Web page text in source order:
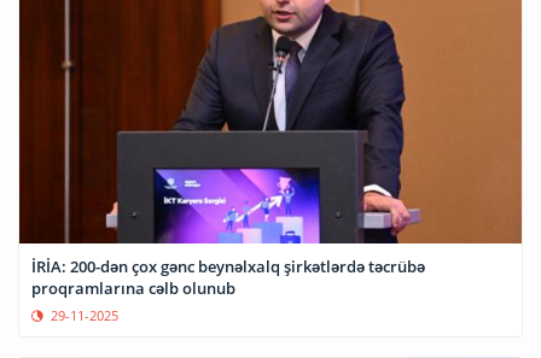
İRİA: 200-dən çox gənc beynəlxalq şirkətlərdə təcrübə
proqramlarına cəlb olunub
29-11-2025